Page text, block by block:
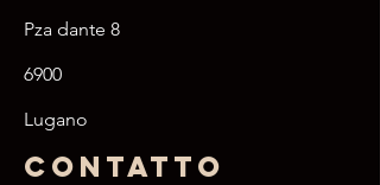
Pza dante 8
6900
Lugano
Contatto